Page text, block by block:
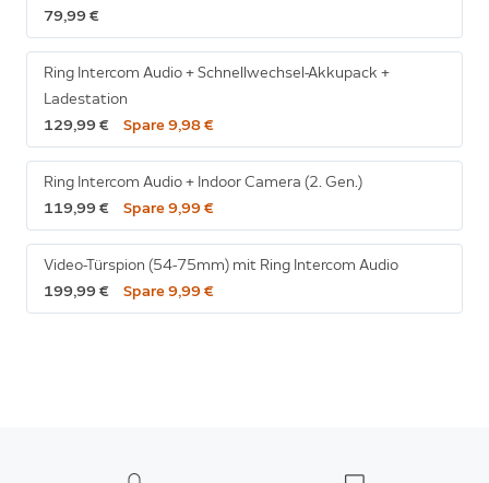
79,99 €
Ring Intercom Audio + Schnellwechsel-Akkupack +
Ladestation
129,99 €
Spare 9,98 €
Ring Intercom Audio + Indoor Camera (2. Gen.)
119,99 €
Spare 9,99 €
Video-Türspion (54-75mm) mit Ring Intercom Audio
199,99 €
Spare 9,99 €